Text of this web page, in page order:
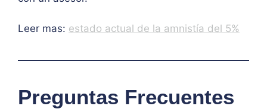
Leer mas: estado actual de la amnistía del 5%
Preguntas Frecuentes